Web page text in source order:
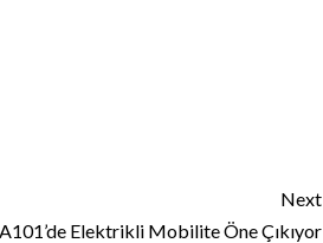
Next
Elektrikli Mobilite Öne Çıkıyor